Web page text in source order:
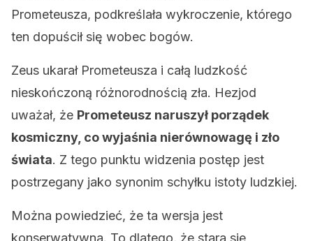
Prometeusza, podkreślała wykroczenie, którego
ten dopuścił się wobec bogów.
Zeus ukarał Prometeusza i całą ludzkość
nieskończoną różnorodnością zła. Hezjod
uważał, że Prometeusz naruszył porządek
kosmiczny, co wyjaśnia nierównowagę i zło
świata. Z tego punktu widzenia postęp jest
postrzegany jako synonim schyłku istoty ludzkiej.
Można powiedzieć, że ta wersja jest
konserwatywna. To dlatego, że stara się